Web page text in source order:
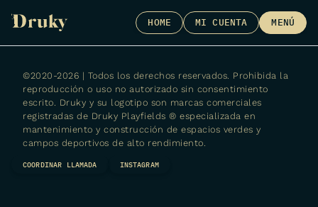
content
HOME MI CUENTA MENÚ
©2020-2026 | Todos los derechos reservados. Prohibida la
reproducción o uso no autorizado sin consentimiento
escrito. Druky y su logotipo son marcas comerciales
registradas de Druky Playfields ® especializada en
mantenimiento y construcción de espacios verdes y
campos deportivos de alto rendimiento.
COORDINAR LLAMADA INSTAGRAM